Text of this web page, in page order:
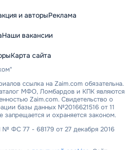
и авторыРеклама
Наши вакансии
Карта сайта
ссылка на Zaim.com обязательна.
МФО, Ломбардов и КПК являются
Zaim.com. Свидетельство о
базы данных №2016621516 от 11
запрещается и охраняется законом.
ФС 77 - 68179 от 27 декабря 2016